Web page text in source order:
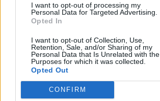
I want to opt-out of processing my
Personal Data for Targeted Advertising.
Opted In
I want to opt-out of Collection, Use,
Retention, Sale, and/or Sharing of my
Personal Data that Is Unrelated with the
Purposes for which it was collected.
Opted Out
CONFIRM